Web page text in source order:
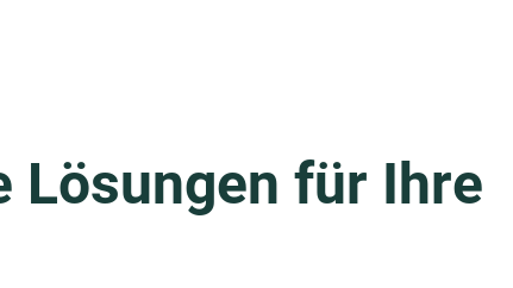
Lösungen für Ihre